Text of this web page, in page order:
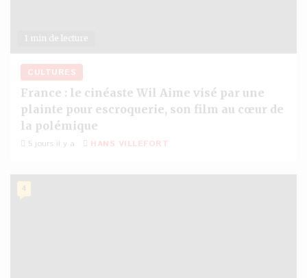
1 min de lecture
CULTURES
France : le cinéaste Wil Aime visé par une
plainte pour escroquerie, son film au cœur de
la polémique
5 jours il y a HANS VILLEFORT
4